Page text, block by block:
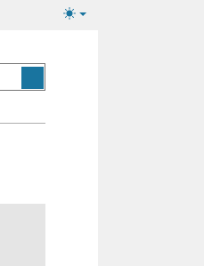
Lichte/donkere